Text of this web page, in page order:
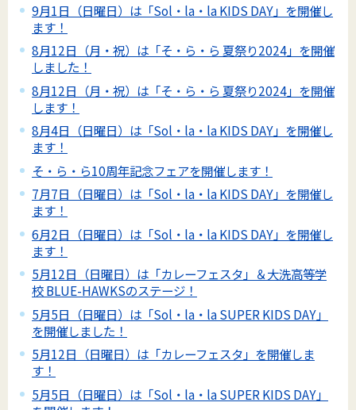
9月1日（日曜日）は「Sol・la・la KIDS DAY」を開催し
ます！
8月12日（月・祝）は「そ・ら・ら 夏祭り2024」を開催
しました！
8月12日（月・祝）は「そ・ら・ら 夏祭り2024」を開催
します！
8月4日（日曜日）は「Sol・la・la KIDS DAY」を開催し
ます！
そ・ら・ら10周年記念フェアを開催します！
7月7日（日曜日）は「Sol・la・la KIDS DAY」を開催し
ます！
6月2日（日曜日）は「Sol・la・la KIDS DAY」を開催し
ます！
5月12日（日曜日）は「カレーフェスタ」＆大洗高等学
校 BLUE-HAWKSのステージ！
5月5日（日曜日）は「Sol・la・la SUPER KIDS DAY」
を開催しました！
5月12日（日曜日）は「カレーフェスタ」を開催しま
す！
5月5日（日曜日）は「Sol・la・la SUPER KIDS DAY」